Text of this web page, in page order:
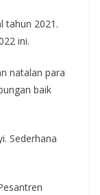
tahun 2021.
ini.
natalan para
baik
Sederhana